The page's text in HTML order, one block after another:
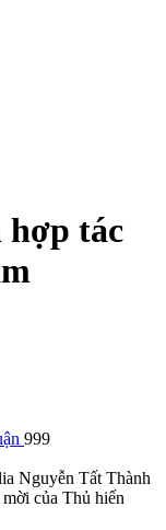
hợp tác
999
Nguyễn Tất Thành
của Thủ hiến